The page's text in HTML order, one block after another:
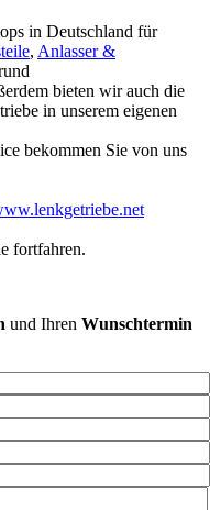
in Deutschland für
, Anlasser &
bieten wir auch die
in unserem eigenen
bekommen Sie von uns
fortfahren.
und Ihren Wunschtermin